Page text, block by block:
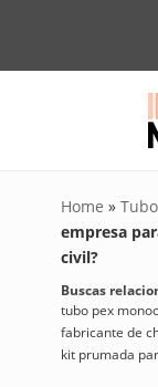
Home »
empresa
civil?
Buscas
tubo pex
fabricante de
kit prumada